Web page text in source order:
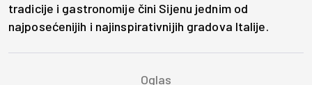
tradicije i gastronomije čini Sijenu jednim od
najposećenijih i najinspirativnijih gradova Italije.